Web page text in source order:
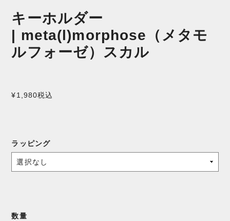
キーホルダー
| meta(l)morphose（メタモ
ルフォーゼ）スカル
¥1,980税込
ラッピング
数量